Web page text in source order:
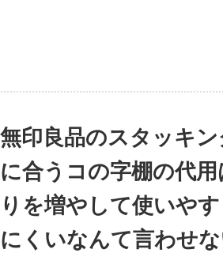
無印良品のスタッキ
に合うコの字棚の代用
りを増やして使いや
にくいなんて言わせな